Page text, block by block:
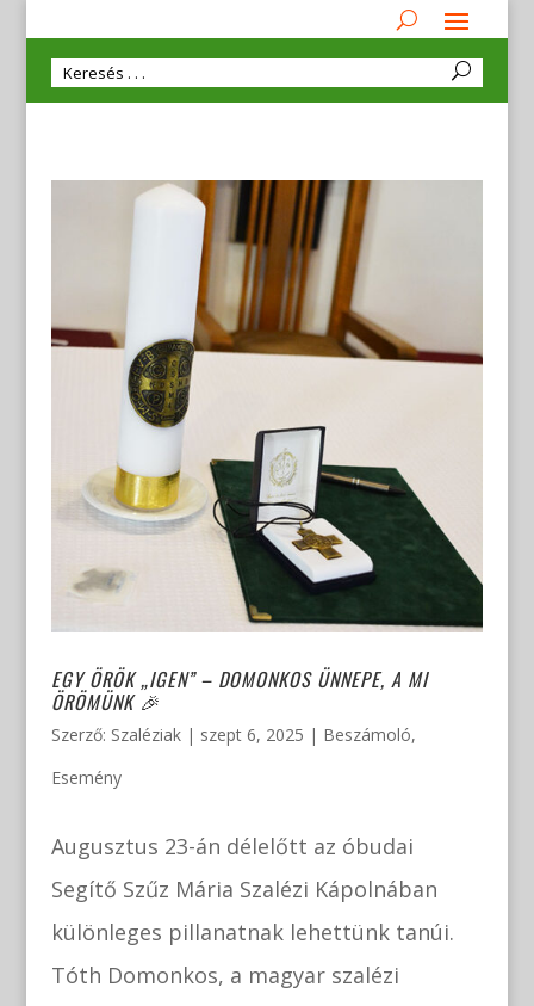
EGY ÖRÖK „IGEN” – DOMONKOS ÜNNEPE, A MI
ÖRÖMÜNK 🎉
Szerző: Szaléziak| szept 6, 2025 | Beszámoló,
Esemény
Augusztus 23-án délelőtt az óbudai
Segítő Szűz Mária Szalézi Kápolnában
különleges pillanatnak lehettünk tanúi.
Tóth Domonkos, a magyar szalézi